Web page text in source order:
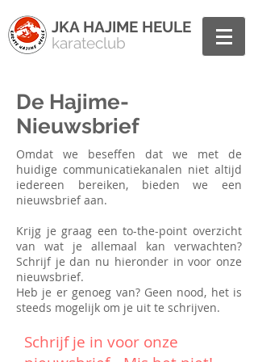
JKA HAJIME HEULE
karateclub
De Hajime-
Nieuwsbrief
Omdat we beseffen dat we met de
huidige communicatiekanalen niet altijd
iedereen bereiken, bieden we een
nieuwsbrief aan.
Krijg je graag een to-the-point overzicht
van wat je allemaal kan verwachten?
Schrijf je dan nu hieronder in voor onze
nieuwsbrief.
Heb je er genoeg van? Geen nood, het is
steeds mogelijk om je uit te schrijven.
Schrijf je in voor onze